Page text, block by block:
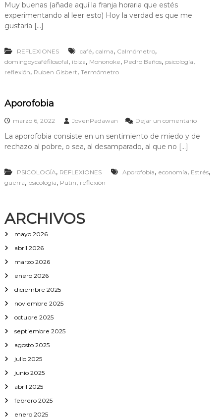
C
A
E
Muy buenas (añade aquí la franja horaria que estés
experimentando al leer esto) Hoy la verdad es que me
gustaría […]
REFLEXIONES café, calma, Calmómetro,
domingoycaféfilosofal, ibiza, Mononoke, Pedro Baños, psicología,
reflexión, Ruben Gisbert, Termómetro
Aporofobia
marzo 6, 2022 JovenPadawan Dejar un comentarioe
A
o
La aporofobia consiste en un sentimiento de miedo y de
rechazo al pobre, o sea, al desamparado, al que no […]
PSICOLOGÍA, REFLEXIONES Aporofobia, economía, Estrés,
guerra, psicología, Putin, reflexión
ARCHIVOS
mayo 2026
abril 2026
marzo 2026
enero 2026
diciembre 2025
noviembre 2025
octubre 2025
septiembre 2025
agosto 2025
julio 2025
junio 2025
abril 2025
febrero 2025
enero 2025